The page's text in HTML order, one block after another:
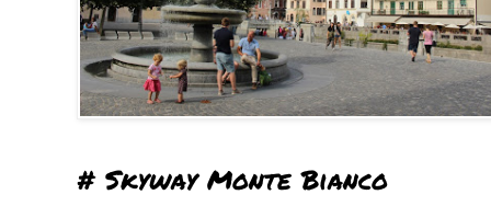
# Skyway Monte Bianco